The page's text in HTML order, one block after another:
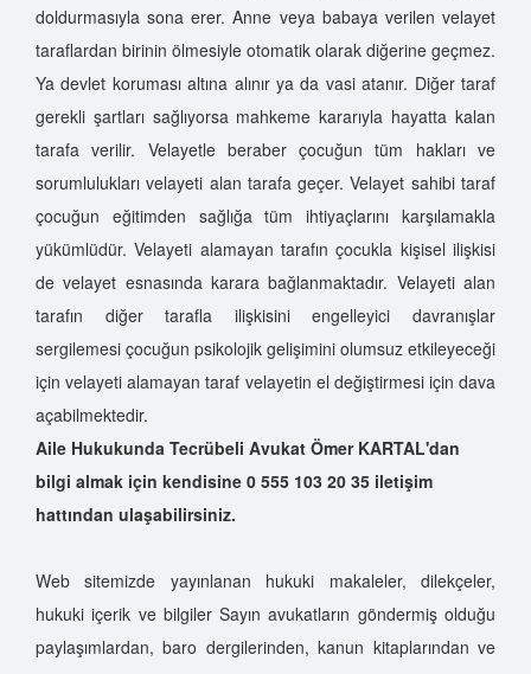
doldurmasıyla sona erer. Anne veya babaya verilen velayet
taraflardan birinin ölmesiyle otomatik olarak diğerine geçmez.
Ya devlet koruması altına alınır ya da vasi atanır. Diğer taraf
gerekli şartları sağlıyorsa mahkeme kararıyla hayatta kalan
tarafa verilir. Velayetle beraber çocuğun tüm hakları ve
sorumlulukları velayeti alan tarafa geçer. Velayet sahibi taraf
çocuğun eğitimden sağlığa tüm ihtiyaçlarını karşılamakla
yükümlüdür. Velayeti alamayan tarafın çocukla kişisel ilişkisi
de velayet esnasında karara bağlanmaktadır. Velayeti alan
tarafın diğer tarafla ilişkisini engelleyici davranışlar
sergilemesi çocuğun psikolojik gelişimini olumsuz etkileyeceği
için velayeti alamayan taraf velayetin el değiştirmesi için dava
açabilmektedir.
Aile Hukukunda Tecrübeli Avukat Ömer KARTAL'dan
bilgi almak için kendisine 0 555 103 20 35 iletişim
hattından ulaşabilirsiniz.
Web sitemizde yayınlanan hukuki makaleler, dilekçeler,
hukuki içerik ve bilgiler Sayın avukatların göndermiş olduğu
paylaşımlardan, baro dergilerinden, kanun kitaplarından ve